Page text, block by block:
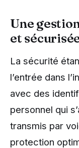
Une
et
La sécurité
l’entrée dans
avec des
personnel qui
transmis par
protection